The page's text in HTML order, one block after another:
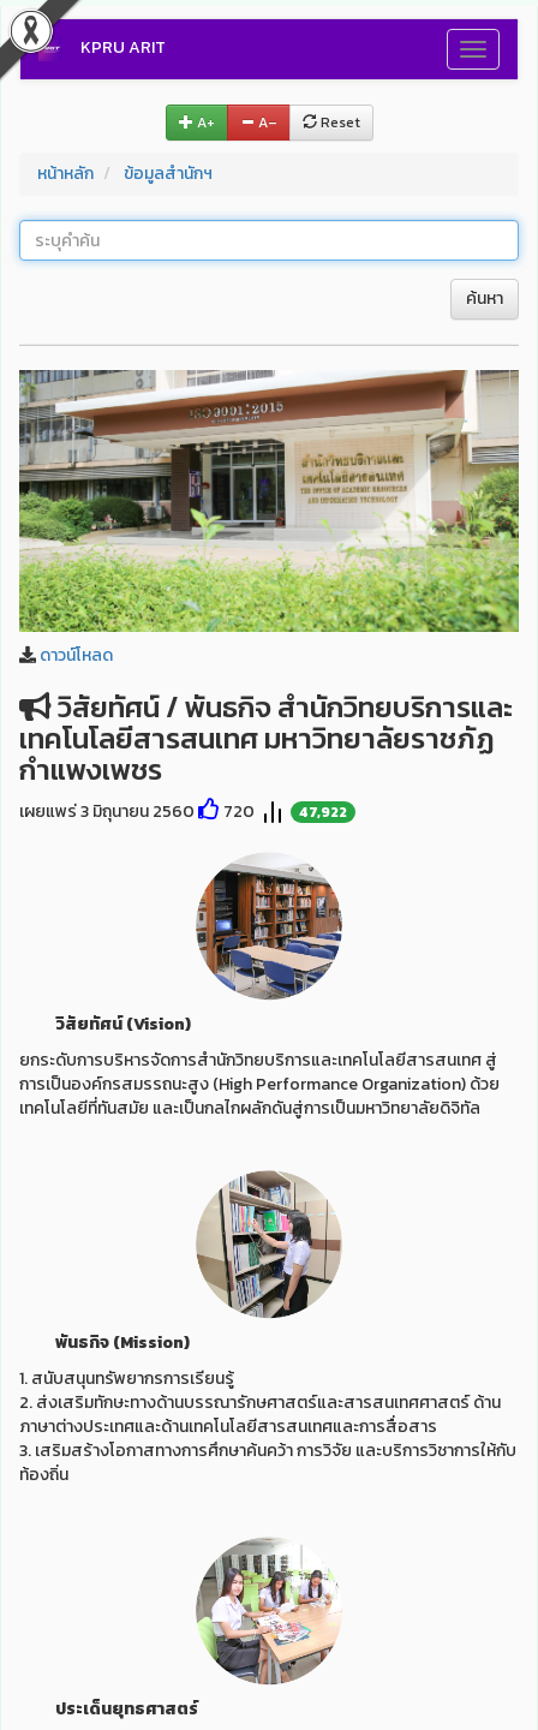
Toggle
KPRU ARIT
A+ A– Reset
หน้าหลัก ข้อมูลสำนักฯ
ค้นหา
ดาวน์โหลด
วิสัยทัศน์ / พันธกิจ สำนักวิทยบริการและ
เทคโนโลยีสารสนเทศ มหาวิทยาลัยราชภัฏ
กำแพงเพชร
เผยแพร่ 3 มิถุนายน 2560 720 47,922
วิสัยทัศน์ (Vision)
ยกระดับการบริหารจัดการสำนักวิทยบริการและเทคโนโลยีสารสนเทศ สู่
การเป็นองค์กรสมรรถนะสูง (High Performance Organization) ด้วย
เทคโนโลยีที่ทันสมัย และเป็นกลไกผลักดันสู่การเป็นมหาวิทยาลัยดิจิทัล
พันธกิจ (Mission)
1. สนับสนุนทรัพยากรการเรียนรู้
2. ส่งเสริมทักษะทางด้านบรรณารักษศาสตร์และสารสนเทศศาสตร์ ด้าน
ภาษาต่างประเทศและด้านเทคโนโลยีสารสนเทศและการสื่อสาร
3. เสริมสร้างโอกาสทางการศึกษาค้นคว้า การวิจัย และบริการวิชาการให้กับ
ท้องถิ่น
ประเด็นยุทธศาสตร์